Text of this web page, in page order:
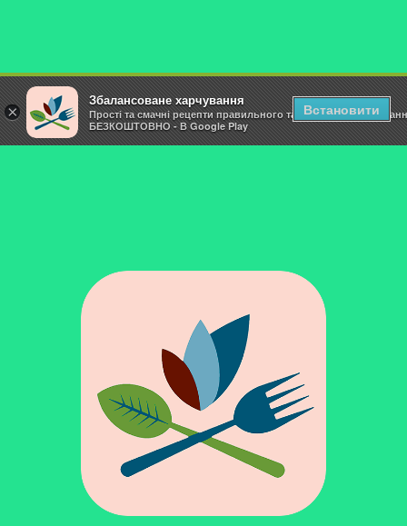
×
Збалансоване харчування
Прості та смачні рецепти правильного та здорового
БЕЗКОШТОВНО - В Google Play
Встановити